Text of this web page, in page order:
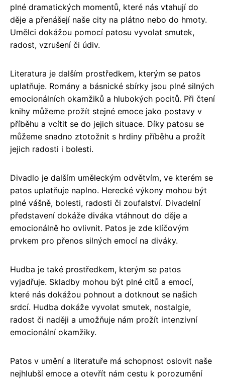
plné dramatických momentů, které nás vtahují do
děje a přenášejí naše city na plátno nebo do hmoty.
Umělci dokážou pomocí patosu vyvolat smutek,
radost, vzrušení či údiv.
Literatura je dalším prostředkem, kterým se patos
uplatňuje. Romány a básnické sbírky jsou plné silných
emocionálních okamžiků a hlubokých pocitů. Při čtení
knihy můžeme prožít stejné emoce jako postavy v
příběhu a vcítit se do jejich situace. Díky patosu se
můžeme snadno ztotožnit s hrdiny příběhu a prožít
jejich radosti i bolesti.
Divadlo je dalším uměleckým odvětvím, ve kterém se
patos uplatňuje naplno. Herecké výkony mohou být
plné vášně, bolesti, radosti či zoufalství. Divadelní
představení dokáže diváka vtáhnout do děje a
emocionálně ho ovlivnit. Patos je zde klíčovým
prvkem pro přenos silných emocí na diváky.
Hudba je také prostředkem, kterým se patos
vyjadřuje. Skladby mohou být plné citů a emocí,
které nás dokážou pohnout a dotknout se našich
srdcí. Hudba dokáže vyvolat smutek, nostalgie,
radost či naději a umožňuje nám prožít intenzivní
emocionální okamžiky.
Patos v umění a literatuře má schopnost oslovit naše
nejhlubší emoce a otevřít nám cestu k porozumění